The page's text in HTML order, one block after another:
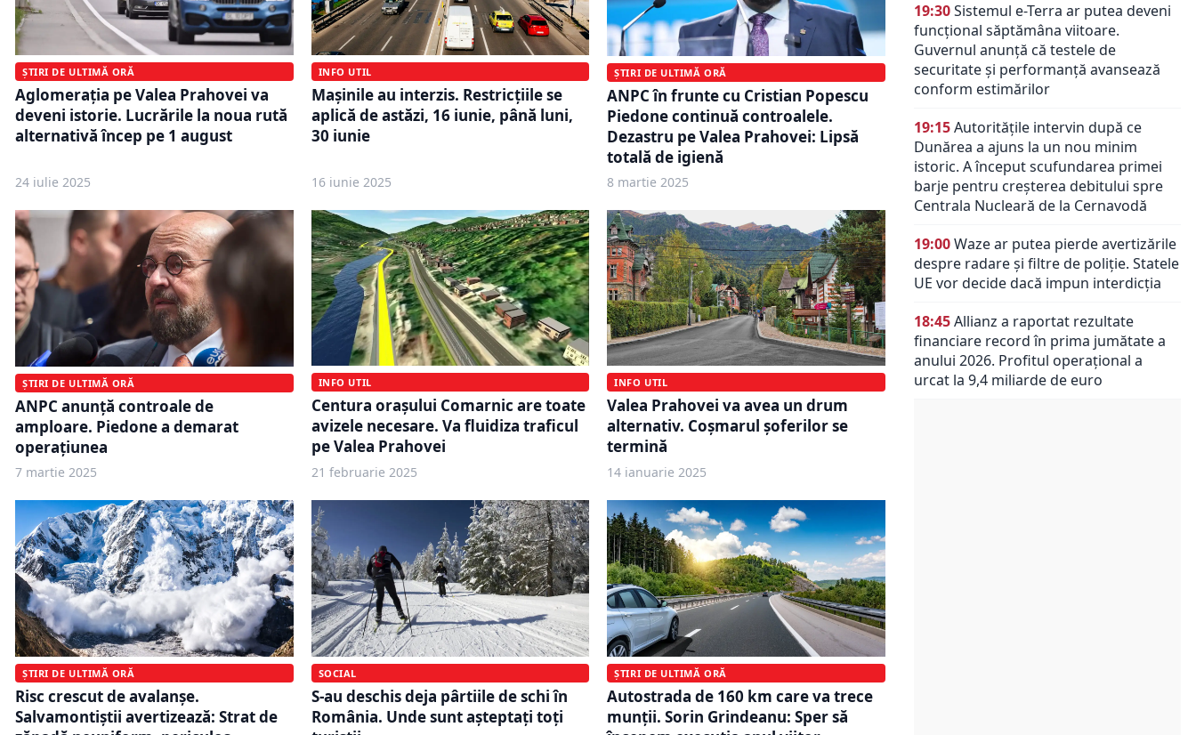
ȘTIRI DE ULTIMĂ ORĂ
Aglomerația pe Valea Prahovei va
deveni istorie. Lucrările la noua rută
alternativă încep pe 1 august
24 iulie 2025
INFO UTIL
Mașinile au interzis. Restricțiile se
aplică de astăzi, 16 iunie, până luni,
30 iunie
16 iunie 2025
ȘTIRI DE ULTIMĂ ORĂ
ANPC în frunte cu Cristian Popescu
Piedone continuă controalele.
Dezastru pe Valea Prahovei: Lipsă
totală de igienă
8 martie 2025
ȘTIRI DE ULTIMĂ ORĂ
ANPC anunță controale de
amploare. Piedone a demarat
operațiunea
7 martie 2025
INFO UTIL
Centura oraşului Comarnic are toate
avizele necesare. Va fluidiza traficul
pe Valea Prahovei
21 februarie 2025
INFO UTIL
Valea Prahovei va avea un drum
alternativ. Coșmarul șoferilor se
termină
14 ianuarie 2025
ȘTIRI DE ULTIMĂ ORĂ
Risc crescut de avalanșe.
Salvamontiștii avertizează: Strat de
SOCIAL
S-au deschis deja pârtiile de schi în
România. Unde sunt așteptați toți
ȘTIRI DE ULTIMĂ ORĂ
Autostrada de 160 km care va trece
munții. Sorin Grindeanu: Sper să
19:30Sistemul e-Terra ar putea deveni
funcțional săptămâna viitoare.
Guvernul anunță că testele de
securitate și performanță avansează
conform estimărilor
19:15Autoritățile intervin după ce
Dunărea a ajuns la un nou minim
istoric. A început scufundarea primei
barje pentru creșterea debitului spre
Centrala Nucleară de la Cernavodă
19:00Waze ar putea pierde avertizările
despre radare și filtre de poliție. Statele
UE vor decide dacă impun interdicția
18:45Allianz a raportat rezultate
financiare record în prima jumătate a
anului 2026. Profitul operațional a
urcat la 9,4 miliarde de euro